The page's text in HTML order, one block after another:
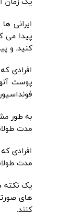
ایرانی
پیدا می
کنید. و
افرادی
پوست
به طور
مدت
افرادی
مدت
کنند.